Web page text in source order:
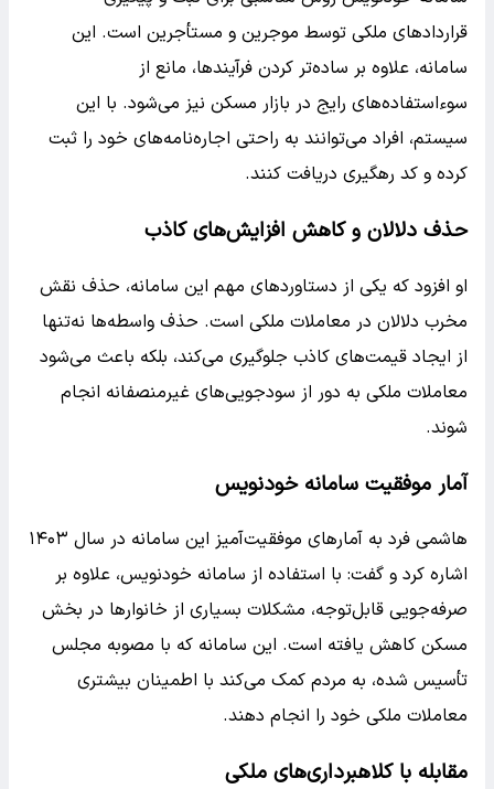
قراردادهای ملکی توسط موجرین و مستأجرین است. این
سامانه، علاوه بر ساده‌تر کردن فرآیندها، مانع از
سوءاستفاده‌های رایج در بازار مسکن نیز می‌شود. با این
سیستم، افراد می‌توانند به راحتی اجاره‌نامه‌های خود را ثبت
کرده و کد رهگیری دریافت کنند.
حذف دلالان و کاهش افزایش‌های کاذب
او افزود که یکی از دستاوردهای مهم این سامانه، حذف نقش
مخرب دلالان در معاملات ملکی است. حذف واسطه‌ها نه‌تنها
از ایجاد قیمت‌های کاذب جلوگیری می‌کند، بلکه باعث می‌شود
معاملات ملکی به دور از سودجویی‌های غیرمنصفانه انجام
شوند.
آمار موفقیت سامانه خودنویس
هاشمی فرد به آمارهای موفقیت‌آمیز این سامانه در سال ۱۴۰۳
اشاره کرد و گفت: با استفاده از سامانه خودنویس، علاوه بر
صرفه‌جویی قابل‌توجه، مشکلات بسیاری از خانوارها در بخش
مسکن کاهش یافته است. این سامانه که با مصوبه مجلس
تأسیس شده، به مردم کمک می‌کند با اطمینان بیشتری
معاملات ملکی خود را انجام دهند.
مقابله با کلاهبرداری‌های ملکی